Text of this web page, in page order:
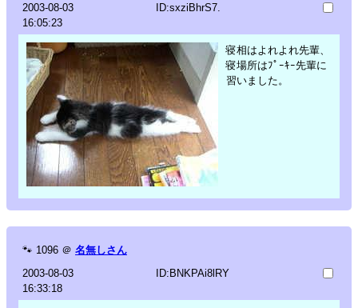
2003-08-03
16:05:23
ID:sxziBhrS7.
寝相はよれよれ先輩、
寝場所はﾌﾟｰｷｰ先輩に
習いました。
🐾 1096 ＠ 名無しさん
2003-08-03
16:33:18
ID:BNKPAi8lRY